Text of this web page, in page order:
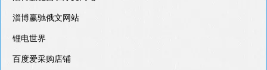
淄博赢驰俄文网站
锂电世界
百度爱采购店铺